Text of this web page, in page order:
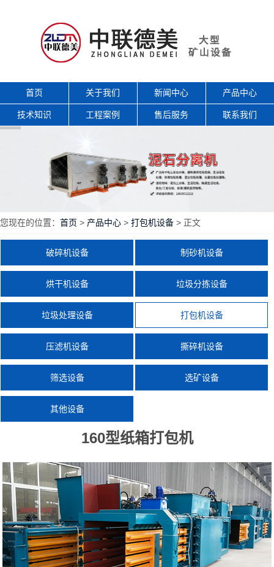
首页 关于我们 新闻中心 产品中心
技术知识 工程案例 售后服务 联系我们
您现在的位置： 首页 > 产品中心 > 打包机设备 > 正文
破碎机设备 制砂机设备
烘干机设备 垃圾分拣设备
垃圾处理设备 打包机设备
压滤机设备 撕碎机设备
筛选设备 选矿设备
其他设备
160型纸箱打包机